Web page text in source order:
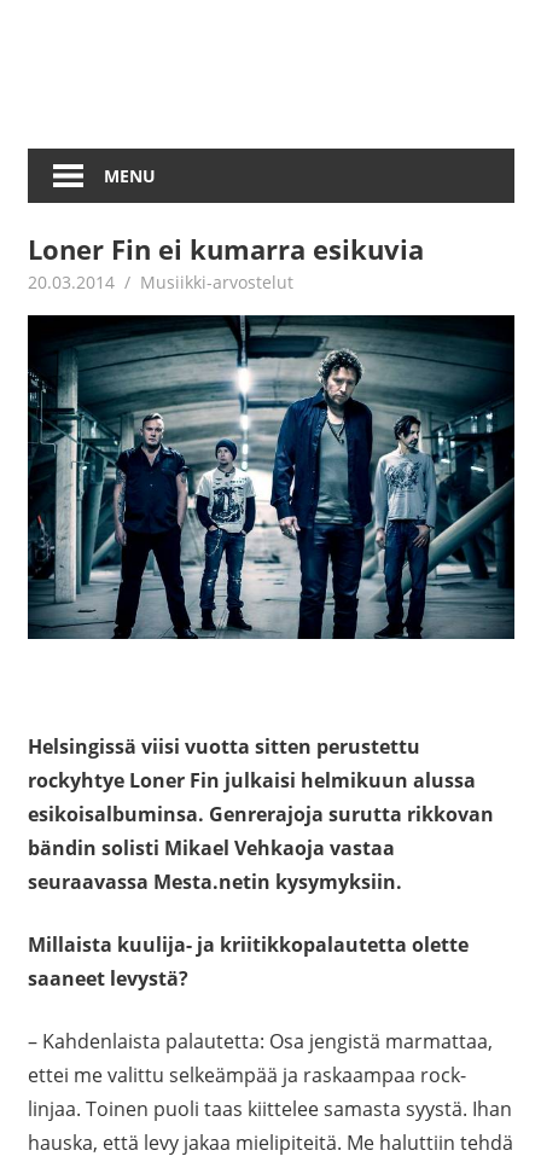
MENU
Loner Fin ei kumarra esikuvia
20.03.2014 mestanet
Musiikki-arvostelut
Helsingissä viisi vuotta sitten perustettu
rockyhtye Loner Fin julkaisi helmikuun alussa
esikoisalbuminsa. Genrerajoja surutta rikkovan
bändin solisti Mikael Vehkaoja vastaa
seuraavassa Mesta.netin kysymyksiin.
Millaista kuulija- ja kriitikkopalautetta olette
saaneet levystä?
– Kahdenlaista palautetta: Osa jengistä marmattaa,
ettei me valittu selkeämpää ja raskaampaa rock-
linjaa. Toinen puoli taas kiittelee samasta syystä. Ihan
hauska, että levy jakaa mielipiteitä. Me haluttiin tehdä